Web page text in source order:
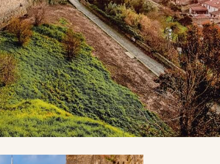
Parking Piscine
Nouveautés